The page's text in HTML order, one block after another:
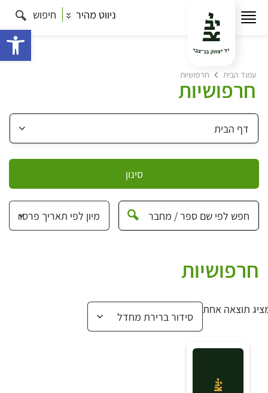
ניווט מהיר חיפוש
עמוד הבית חרפושיות
חרפושיות
סינון
חרפושיות
תוצאה אחת